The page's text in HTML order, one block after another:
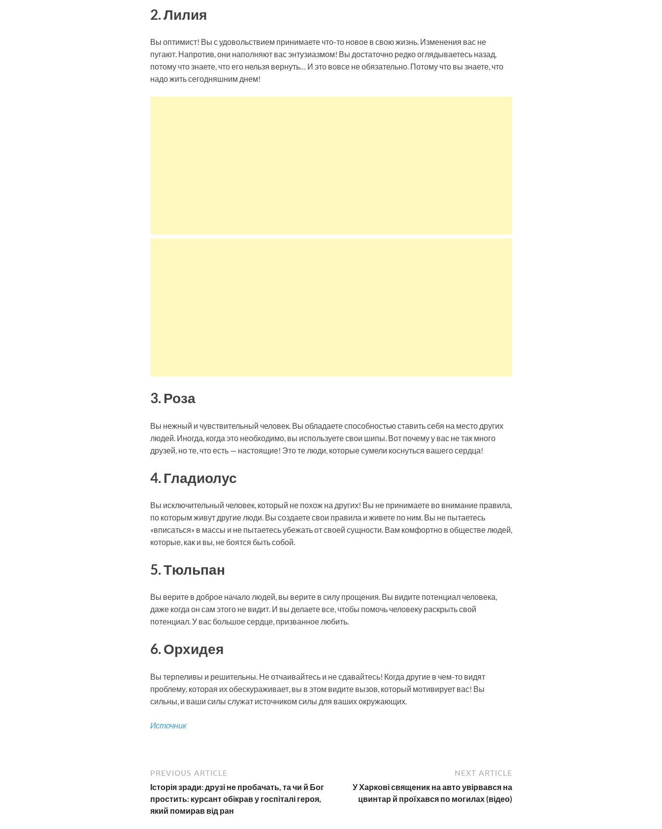
2. Лилия
Вы оптимист! Вы с удовольствием принимаете что-то новое в свою жизнь. Изменения вас не
пугают. Напротив, они наполняют вас энтузиазмом! Вы достаточно редко оглядываетесь назад,
потому что знаете, что его нельзя вернуть… И это вовсе не обязательно. Потому что вы знаете, что
надо жить сегодняшним днем!
3. Роза
Вы нежный и чувствительный человек. Вы обладаете способностью ставить себя на место других
людей. Иногда, когда это необходимо, вы используете свои шипы. Вот почему у вас не так много
друзей, но те, что есть — настоящие! Это те люди, которые сумели коснуться вашего сердца!
4. Гладиолус
Вы исключительный человек, который не похож на других! Вы не принимаете во внимание правила,
по которым живут другие люди. Вы создаете свои правила и живете по ним. Вы не пытаетесь
«вписаться» в массы и не пытаетесь убежать от своей сущности. Вам комфортно в обществе людей,
которые, как и вы, не боятся быть собой.
5. Тюльпан
Вы верите в доброе начало людей, вы верите в силу прощения. Вы видите потенциал человека,
даже когда он сам этого не видит. И вы делаете все, чтобы помочь человеку раскрыть свой
потенциал. У вас большое сердце, призванное любить.
6. Орхидея
Вы терпеливы и решительны. Не отчаивайтесь и не сдавайтесь! Когда другие в чем-то видят
проблему, которая их обескураживает, вы в этом видите вызов, который мотивирует вас! Вы
сильны, и ваши силы служат источником силы для ваших окружающих.
Источник
PREVIOUS ARTICLE
Історія зради: друзі не пробачать, та чи й Бог
простить: курсант обікрав у госпіталі героя,
який помирав від ран
NEXT ARTICLE
У Харкові священик на авто увірвався на
цвинтар й проїхався по могилах (відео)